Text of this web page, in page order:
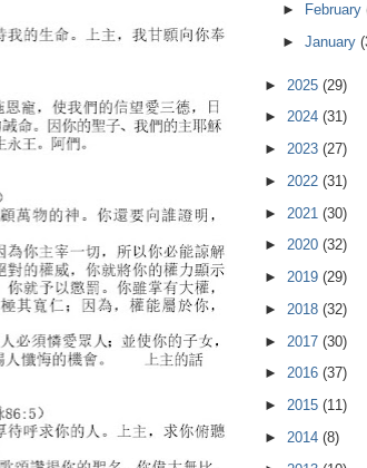
►
February
► January
► 2025 (29)
► 2024 (31)
► 2023 (27)
► 2022 (31)
► 2021 (30)
► 2020 (32)
► 2019 (29)
► 2018 (32)
► 2017 (30)
► 2016 (37)
► 2015 (11)
► 2014 (8)